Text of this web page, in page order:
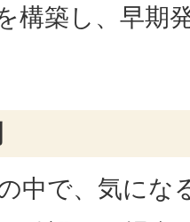
構築し、早期
中で、気にな